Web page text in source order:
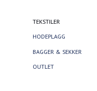
TEKSTILER
HODEPLAGG
BAGGER & SEKKER
OUTLET